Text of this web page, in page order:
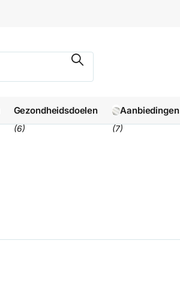
Gezondheidsdoelen
(6)
Aanbiedingen
(7)